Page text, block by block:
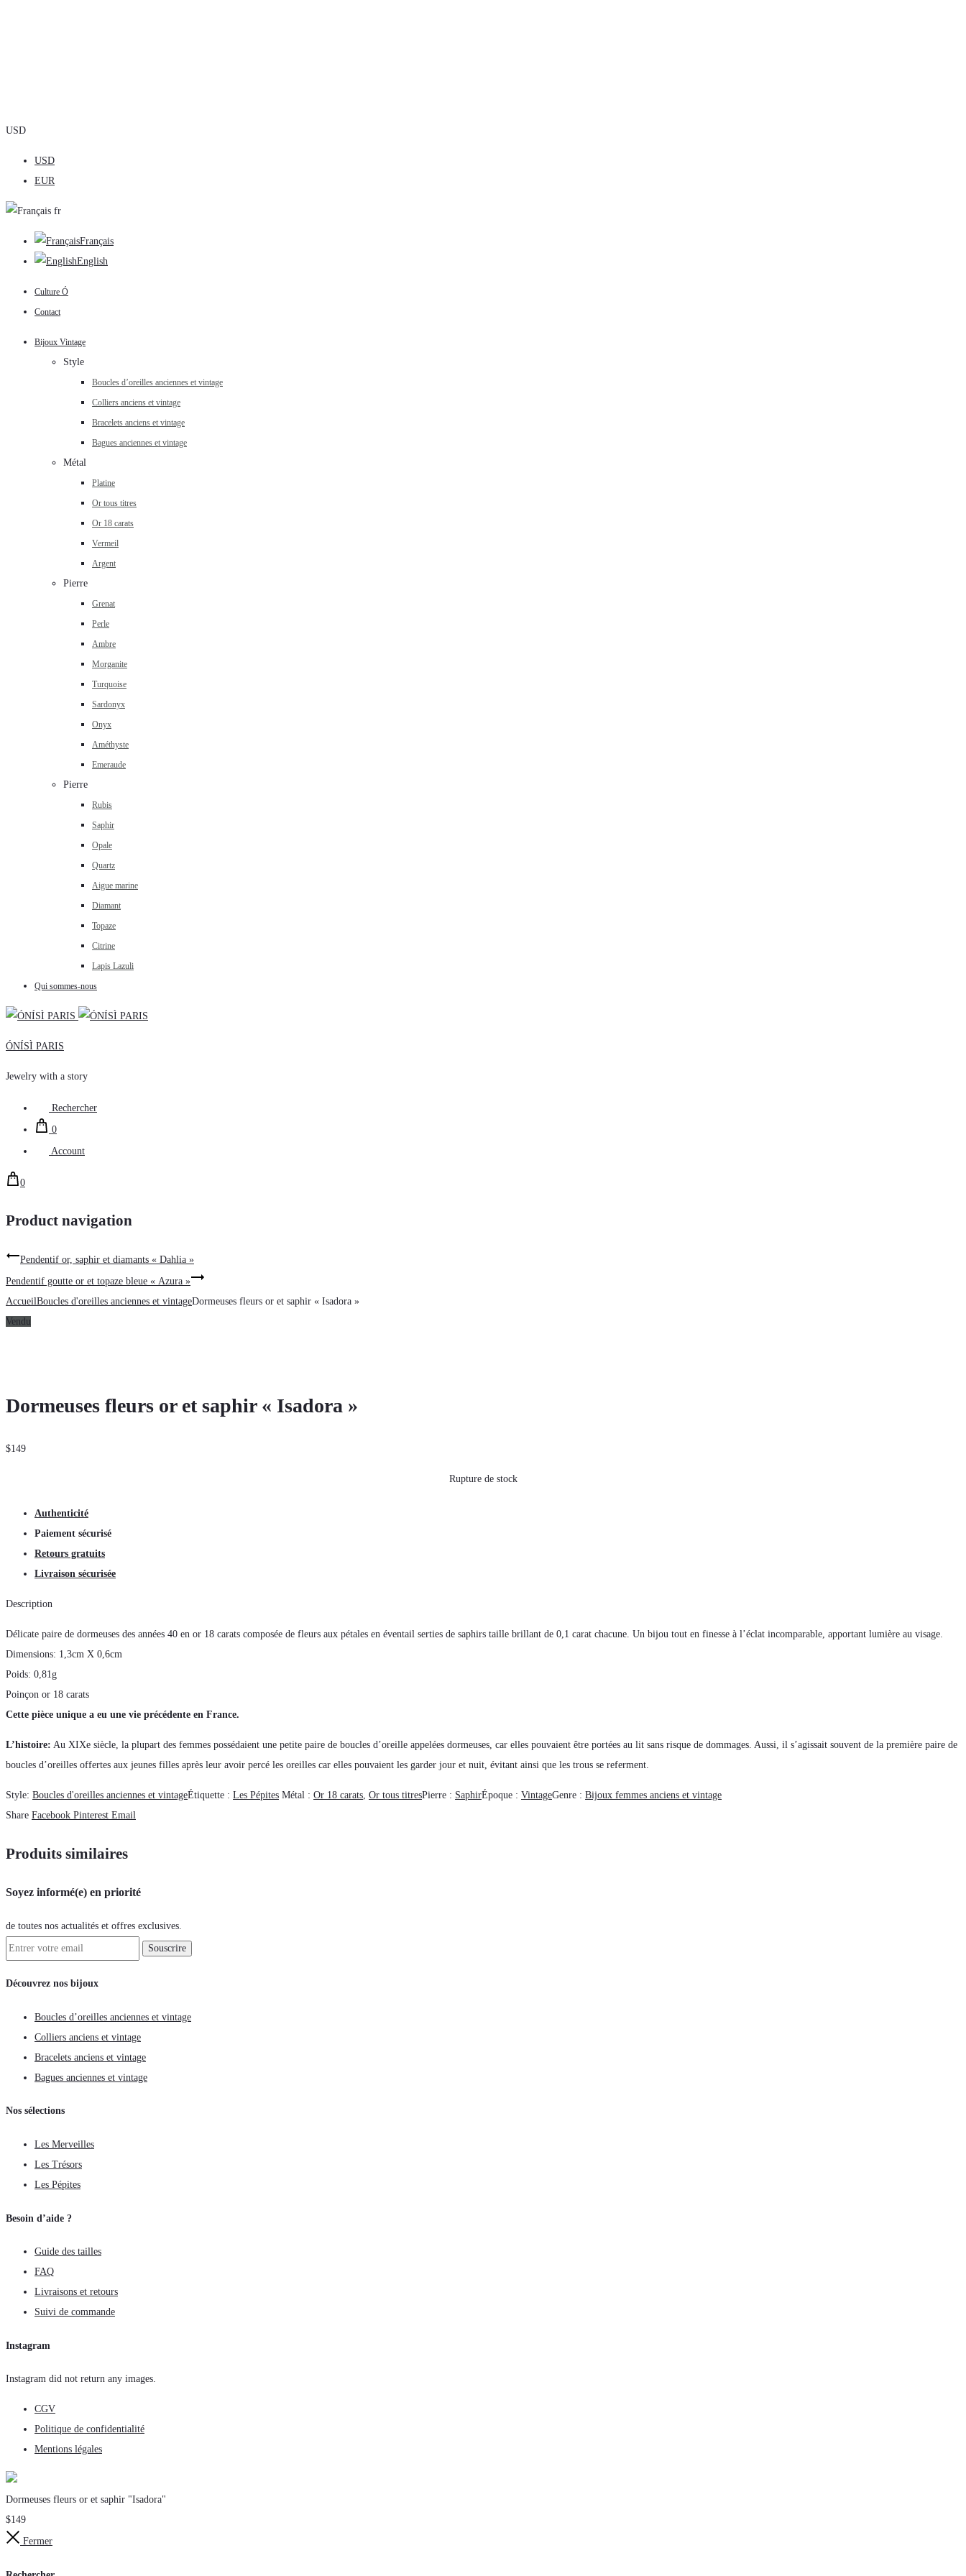
USD
USD
EUR
fr
Français
English
Culture Ó
Contact
Bijoux Vintage
Style
Boucles d’oreilles anciennes et vintage
Colliers anciens et vintage
Bracelets anciens et vintage
Bagues anciennes et vintage
Métal
Platine
Or tous titres
Or 18 carats
Vermeil
Argent
Pierre
Grenat
Perle
Ambre
Morganite
Turquoise
Sardonyx
Onyx
Améthyste
Emeraude
Pierre
Rubis
Saphir
Opale
Quartz
Aigue marine
Diamant
Topaze
Citrine
Lapis Lazuli
Qui sommes-nous
ÓNÍSÌ PARIS
Jewelry with a story
Rechercher
0
Account
0
Product navigation
Pendentif or, saphir et diamants « Dahlia »
Pendentif goutte or et topaze bleue « Azura »
AccueilBoucles d'oreilles anciennes et vintageDormeuses fleurs or et saphir « Isadora »
Vendu
Dormeuses fleurs or et saphir « Isadora »
$149
Rupture de stock
Authenticité
Paiement sécurisé
Retours gratuits
Livraison sécurisée
Description
Délicate paire de dormeuses des années 40 en or 18 carats composée de fleurs aux pétales en éventail serties de saphirs taille brillant de 0,1 carat chacune. Un bijou tout en finesse à l’éclat incomparable, apportant lumière au visage.
Dimensions: 1,3cm X 0,6cm
Poids: 0,81g
Poinçon or 18 carats
Cette pièce unique a eu une vie précédente en France.
L’histoire: Au XIXe siècle, la plupart des femmes possédaient une petite paire de boucles d’oreille appelées dormeuses, car elles pouvaient être portées au lit sans risque de dommages. Aussi, il s’agissait souvent de la première paire de
boucles d’oreilles offertes aux jeunes filles après leur avoir percé les oreilles car elles pouvaient les garder jour et nuit, évitant ainsi que les trous se referment.
Style: Boucles d'oreilles anciennes et vintageÉtiquette : Les Pépites Métal : Or 18 carats, Or tous titresPierre : SaphirÉpoque : VintageGenre : Bijoux femmes anciens et vintage
Share Facebook Pinterest Email
Produits similaires
Soyez informé(e) en priorité
de toutes nos actualités et offres exclusives.
Découvrez nos bijoux
Boucles d’oreilles anciennes et vintage
Colliers anciens et vintage
Bracelets anciens et vintage
Bagues anciennes et vintage
Nos sélections
Les Merveilles
Les Trésors
Les Pépites
Besoin d’aide ?
Guide des tailles
FAQ
Livraisons et retours
Suivi de commande
Instagram
Instagram did not return any images.
CGV
Politique de confidentialité
Mentions légales
Dormeuses fleurs or et saphir "Isadora"
$149
Fermer